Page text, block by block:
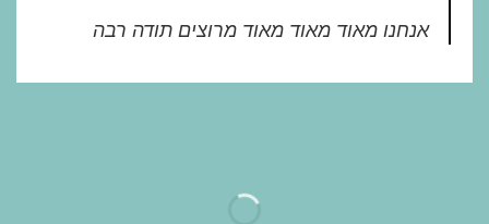
אנחנו מאוד מאוד מאוד מרוצים תודה רבה